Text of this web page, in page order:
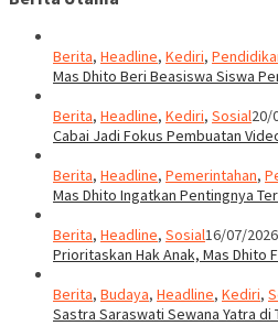
Berita, Headline, Kediri,
Mas Dhito Beri Beasiswa Siswa
Berita, Headline, Kediri, Sosial20/
Cabai Jadi Fokus Pembuatan
Berita, Headline, Pemerintahan,
Mas Dhito Ingatkan Pentingnya
Berita, Headline, Sosial16/07/2026
Prioritaskan Hak Anak, Mas Dhito
Berita, Budaya, Headline, Kediri,
Sastra Saraswati Sewana Yatra